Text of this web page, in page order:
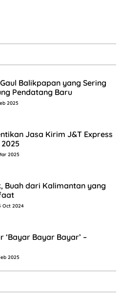
Balikpapan yang Sering
Pendatang Baru
2025
Jasa Kirim J&T Express
2025
Buah dari Kalimantan yang
Oct 2024
‘Bayar Bayar Bayar’ –
2025